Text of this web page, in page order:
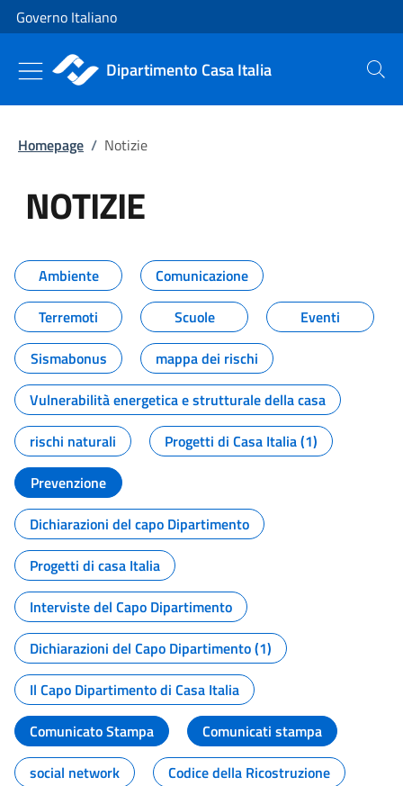
Vai al contenuto
Vai alla navigazione del sito
Governo Italiano
Dipartimento Casa Italia Cerca
Homepage / Notizie
NOTIZIE
Tutti i contenuti della pagina
Ambiente
Comunicazione
Terremoti
Scuole
Eventi
Sismabonus
mappa dei rischi
Vulnerabilità energetica e strutturale della casa
rischi naturali
Progetti di Casa Italia (1)
Prevenzione
Dichiarazioni del capo Dipartimento
Progetti di casa Italia
Interviste del Capo Dipartimento
Dichiarazioni del Capo Dipartimento (1)
Il Capo Dipartimento di Casa Italia
Comunicato Stampa
Comunicati stampa
social network
Codice della Ricostruzione